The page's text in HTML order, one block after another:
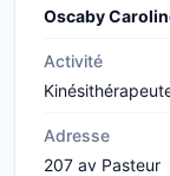
Oscaby
Activité
Adresse
207 av Pasteur